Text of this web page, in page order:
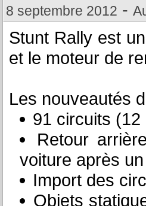
8 septembre 2012 -
Stunt Rally est
et le moteur de
Les nouveautés
91 circuits
Retour
voiture après
Import des
Objets